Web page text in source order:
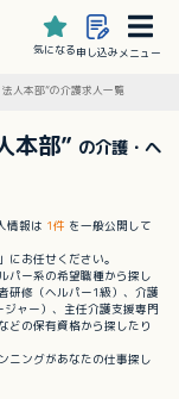
気になる申し込みメニュー
人本部”の介護求人一覧
本部” の介護・ヘ
情報は 1件 を一般公開して
お任せください。
パー系の希望職種から探し
研修（ヘルパー1級）、介護
ャー）、主任介護支援専門
どの保有資格から探したり
ニングがあなたの仕事探し